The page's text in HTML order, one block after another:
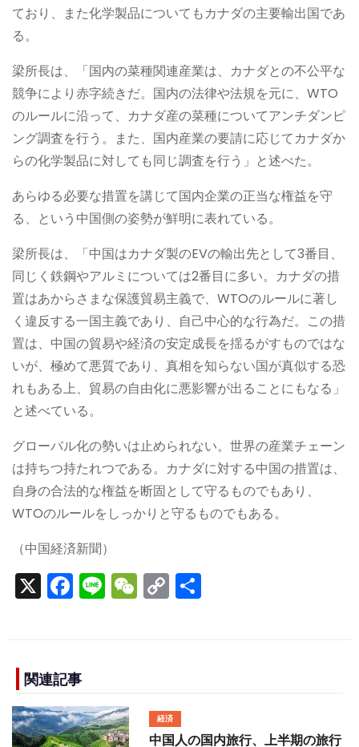
ており、また化学製品についてもカナダの主要輸出国であ
る。
梁所長は、「国内の菜種関連産業は、カナダとの不公平な
競争により赤字続きだ。国内の法律や法規を元に、WTO
のルールに沿って、カナダ産の菜種についてアンチダンピ
ング調査を行う。また、国内産業の要請に応じてカナダか
らの化学製品に対しても同じ調査を行う」と述べた。
あらゆる必要な措置を講じて国内企業の正当な権益を守
る、という中国側の姿勢が鮮明に表れている。
梁所長は、「中国はカナダ製のEVの輸出先として3番目、
同じく鉄鋼やアルミについては2番目に多い。カナダの措
置はあからさまな保護貿易主義で、WTOのルールに著し
く違反する一国主義であり、自己中心的な行為だ。この措
置は、中国の貿易や経済の安定成長を揺るがすものではな
いが、極めて悪質であり、真相を知らない国が真似する恐
れもある上、貿易の自由化に悪影響が出ることにもなる」
と述べている。
グローバル化の勢いは止められない。世界の産業チェーン
は持ちつ持たれつである。カナダに対する中国の措置は、
自身の合法的な権益を断固として守るものでもあり、
WTOのルールをしっかりと守るものでもある。
（中国経済新聞）
X F
a
e
b
o
o
Li
n
W
e
C
o
n
k
関連記事
経済
中国人の国内旅行、上半期の旅行